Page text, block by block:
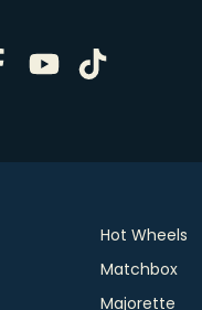
Hot Wheels
Matchbox
Majorette